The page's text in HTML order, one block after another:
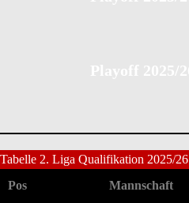
Tabelle 2. Liga Qualifikation 2025/26
Pos
Mannschaft